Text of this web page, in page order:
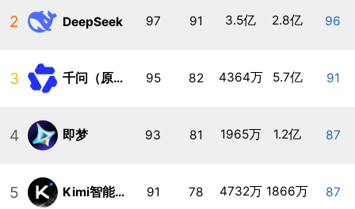
2 DeepSeek 97 91 3.5亿 2.8亿 96
3 千问（原通义） 95 82 4364万 5.7亿 91
4 即梦 93 81 1965万 1.2亿 87
5 Kimi智能助手 91 78 4732万 1866万 87